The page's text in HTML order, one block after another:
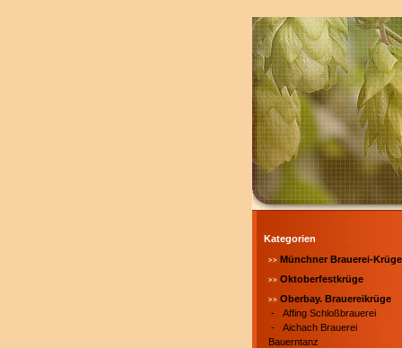
Kategorien
Münchner Brauerei-Krüge
Oktoberfestkrüge
Oberbay. Brauereikrüge
- Affing Schloßbrauerei
- Aichach Brauerei
Bauerntanz